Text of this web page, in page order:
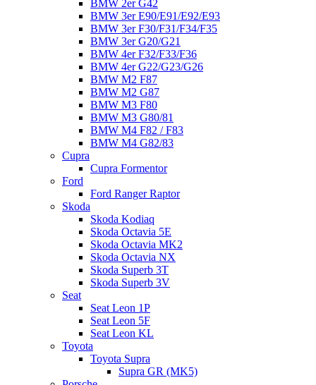
BMW 2er G42
BMW 3er E90/E91/E92/E93
BMW 3er F30/F31/F34/F35
BMW 3er G20/G21
BMW 4er F32/F33/F36
BMW 4er G22/G23/G26
BMW M2 F87
BMW M2 G87
BMW M3 F80
BMW M3 G80/81
BMW M4 F82 / F83
BMW M4 G82/83
Cupra
Cupra Formentor
Ford
Ford Ranger Raptor
Skoda
Skoda Kodiaq
Skoda Octavia 5E
Skoda Octavia MK2
Skoda Octavia NX
Skoda Superb 3T
Skoda Superb 3V
Seat
Seat Leon 1P
Seat Leon 5F
Seat Leon KL
Toyota
Toyota Supra
Supra GR (MK5)